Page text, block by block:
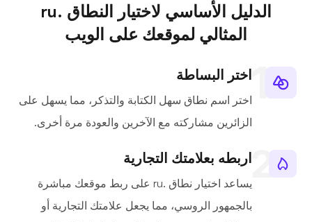
الدليل الأساسي لاختيار النطاق .ru
المثالي لموقعك على الويب
اختر البساطة
اختر اسم نطاق سهل الكتابة والتذكر، مما يسهل على
الزائرين مشاركته مع الآخرين والعودة مرة أخرى.
اربطه بعلامتك التجارية
يساعد اختيار نطاق .ru على ربط موقعك مباشرة
بالجمهور الروسي، مما يجعل علامتك التجارية أو